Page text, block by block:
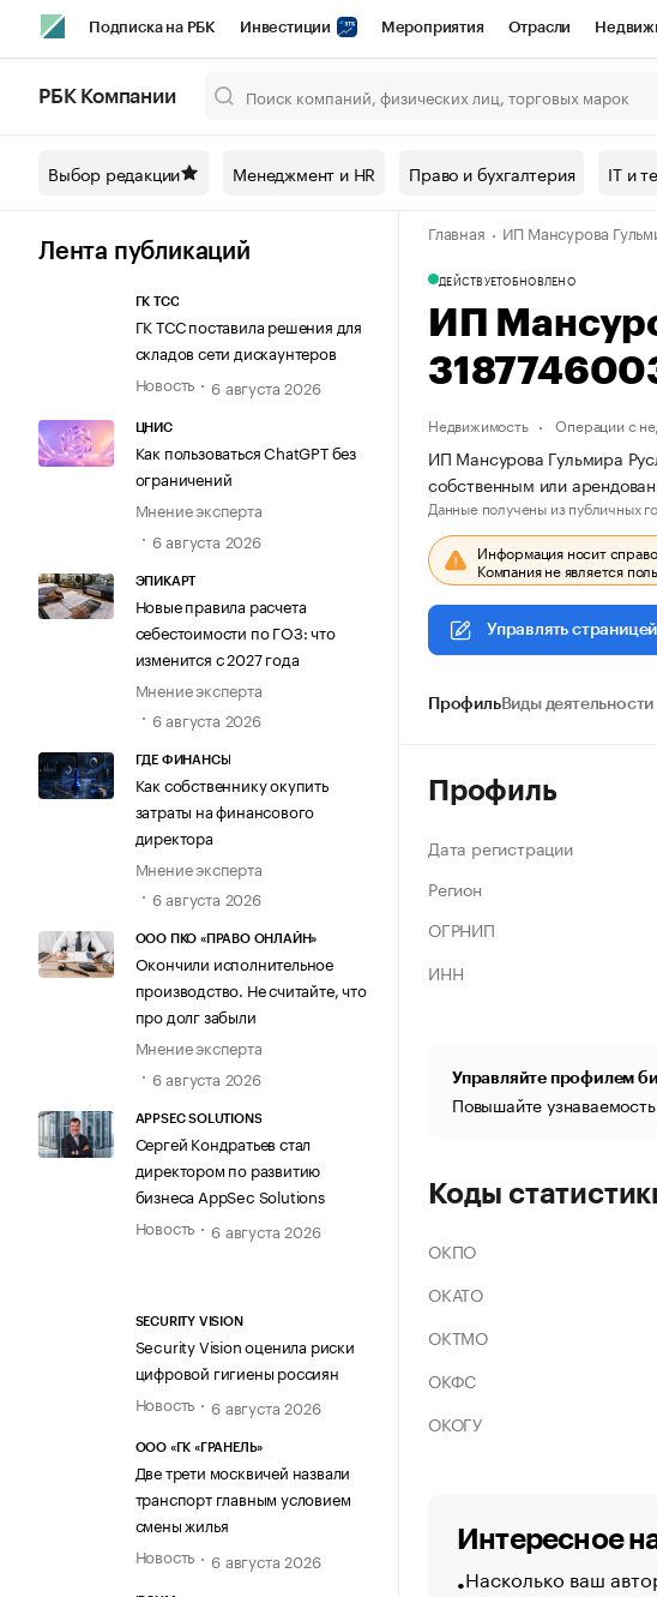
Подписка на РБК Инвестиции Мероприятия Отрасли
Спецпроекты СПб Конференции СПб Спецпроекты Проверка
Технологии и медиа Рынок наличной валюты
РБК Компании
Выбор редакции Менеджмент и HR Право и бухгалтерия IT и
Лента публикаций
ГК ТСС
ГК ТСС поставила решения для
складов сети дискаунтеров
Новость
6 августа 2026
ЦНИС
Как пользоваться ChatGPT без
ограничений
Мнение эксперта
6 августа 2026
ЭПИКАРТ
Новые правила расчета
себестоимости по ГОЗ: что
изменится с 2027 года
Мнение эксперта
6 августа 2026
ГДЕ ФИНАНСЫ
Как собственнику окупить
затраты на финансового
директора
Мнение эксперта
6 августа 2026
ООО ПКО «ПРАВО ОНЛАЙН»
Окончили исполнительное
производство. Не считайте, что
про долг забыли
Мнение эксперта
6 августа 2026
APPSEC SOLUTIONS
Сергей Кондратьев стал
директором по развитию
бизнеса AppSec Solutions
Новость
6 августа 2026
SECURITY VISION
Security Vision оценила риски
цифровой гигиены россиян
Новость
6 августа 2026
ООО «ГК «ГРАНЕЛЬ»
Две трети москвичей назвали
транспорт главным условием
смены жилья
Новость
6 августа 2026
Главная ИП Мансурова
ДЕЙСТВУЕТОБНОВЛЕНО
ИП
Недвижимость Операции с
ИП Мансурова Гульмира
собственным или
Данные получены из публичных
Информация носит
Компания не является
Управлять страницей
ПрофильВиды деятельности
Профиль
Дата регистрации
Регион
ОГРНИП
ИНН
Управляйте профилем
Повышайте
Коды
ОКПО
ОКАТО
ОКТМО
ОКФС
ОКОГУ
Интересное
Насколько ваш